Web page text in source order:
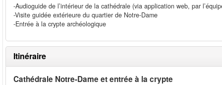
-Audioguide de l’intérieur de la cathédrale (via application web, par
-Visite guidée extérieure du quartier de Notre-Dame
-Entrée à la crypte archéologique
Itinéraire
Cathédrale Notre-Dame et entrée à la crypte